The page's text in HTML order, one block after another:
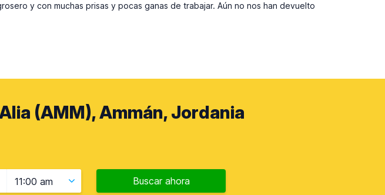
y con muchas prisas y pocas ganas de trabajar. Aún no nos han devuelto
(AMM), Ammán, Jordania
11:00 am Buscar ahora